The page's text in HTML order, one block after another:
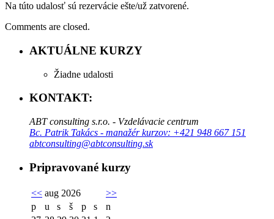
Na túto udalosť sú rezervácie ešte/už zatvorené.
Comments are closed.
AKTUÁLNE KURZY
Žiadne udalosti
KONTAKT:
ABT consulting s.r.o. - Vzdelávacie centrum
Bc. Patrik Takács - manažér kurzov: +421 948 667 151
abtconsulting@abtconsulting.sk
Pripravované kurzy
<< aug 2026
>>
p
u s š p s
n